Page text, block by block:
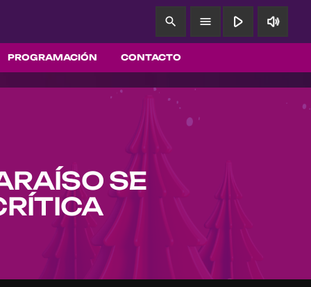
PROGRAMACIÓN CONTACTO
search menu play_arrow volume_up
SE